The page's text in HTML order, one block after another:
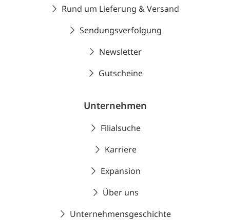
Rund um Lieferung & Versand
Sendungsverfolgung
Newsletter
Gutscheine
Unternehmen
Filialsuche
Karriere
Expansion
Über uns
Unternehmensgeschichte